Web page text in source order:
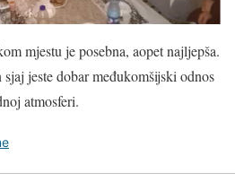
mjestu je posebna, aopet najljepša.
jeste dobar međukomšijski odnos
atmosferi.